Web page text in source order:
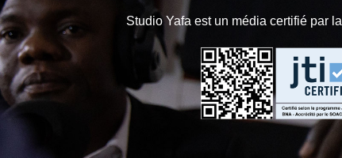
Studio Yafa est un média certifié par la